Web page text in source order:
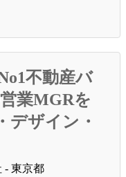
不動産バ
業MGRを
デザイン・
- 東京都